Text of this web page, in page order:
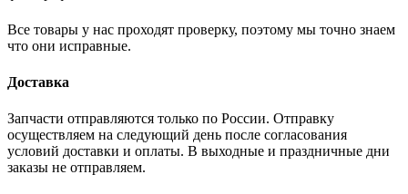
Все товары у нас проходят проверку, поэтому мы точно знаем
что они исправные.
Доставка
Запчасти отправляются только по России. Отправку
осуществляем на следующий день после согласования
условий доставки и оплаты. В выходные и праздничные дни
заказы не отправляем.